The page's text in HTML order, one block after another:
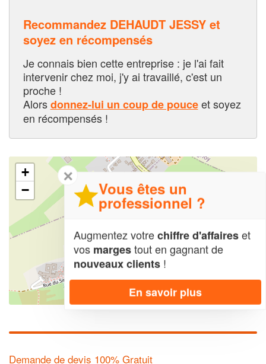
Recommandez DEHAUDT JESSY et
soyez en récompensés
Je connais bien cette entreprise : je l'ai fait
intervenir chez moi, j'y ai travaillé, c'est un
proche !
Alorsdonnez-lui un coup de pouceet soyez
en récompensés !
+
−
OpenStreetMap contributors,
Demande de devis 100% Gratuit
✕
Vous êtes un
professionnel ?
Augmentez votrechiffre d'affaireset
vos margestout en gagnant de
nouveaux clients !
En savoir plus